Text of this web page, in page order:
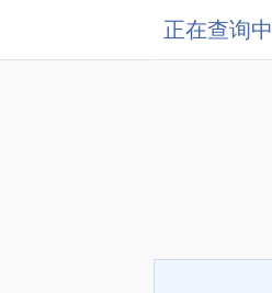
正在查询中